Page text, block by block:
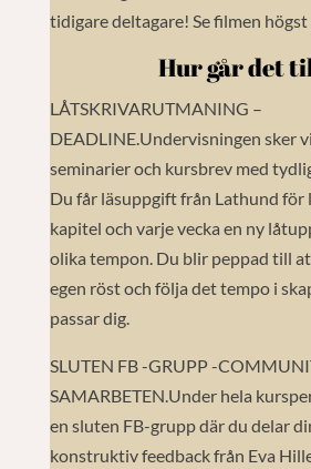
tidigare deltagare! Se filmen högst
Hur går det
LÅTSKRIVARUTMANING –
DEADLINE.Undervisningen sker
seminarier och kursbrev med
Du får läsuppgift från Lathund
kapitel och varje vecka en ny
olika tempon. Du blir peppad till
egen röst och följa det tempo i
passar dig.
SLUTEN FB -GRUPP -
SAMARBETEN.Under hela
en sluten FB-grupp där du delar
konstruktiv feedback från Eva